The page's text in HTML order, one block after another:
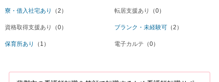
寮・借入社宅あり （2） 転居支援あり （0）
資格取得支援あり （0） ブランク・未経験可 （2）
保育所あり （1） 電子カルテ （0）